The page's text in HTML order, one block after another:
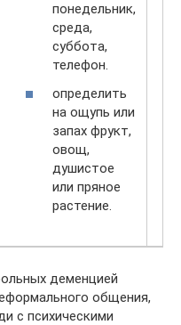
понедельник,
среда,
суббота,
телефон.
определить
на ощупь или
запах фрукт,
овощ,
душистое
или пряное
растение.
деменцией
общения,
с психическими